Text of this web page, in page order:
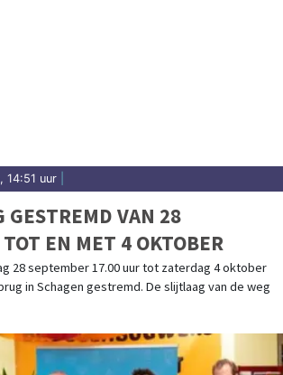
14:51 uur
GESTREMD VAN 28
EN MET 4 OKTOBER
28 september 17.00 uur tot zaterdag 4 oktober
in Schagen gestremd. De slijtlaag van de weg